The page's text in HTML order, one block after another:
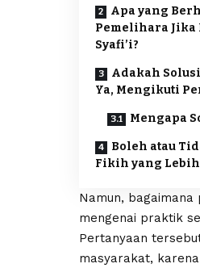
Apa yang
Pemelihara Jika
Syafi’i?
Adakah
Ya, Mengikuti
Mengapa
Boleh atau
Fikih yang
Namun, bagaimana
mengenai praktik
Pertanyaan
masyarakat,